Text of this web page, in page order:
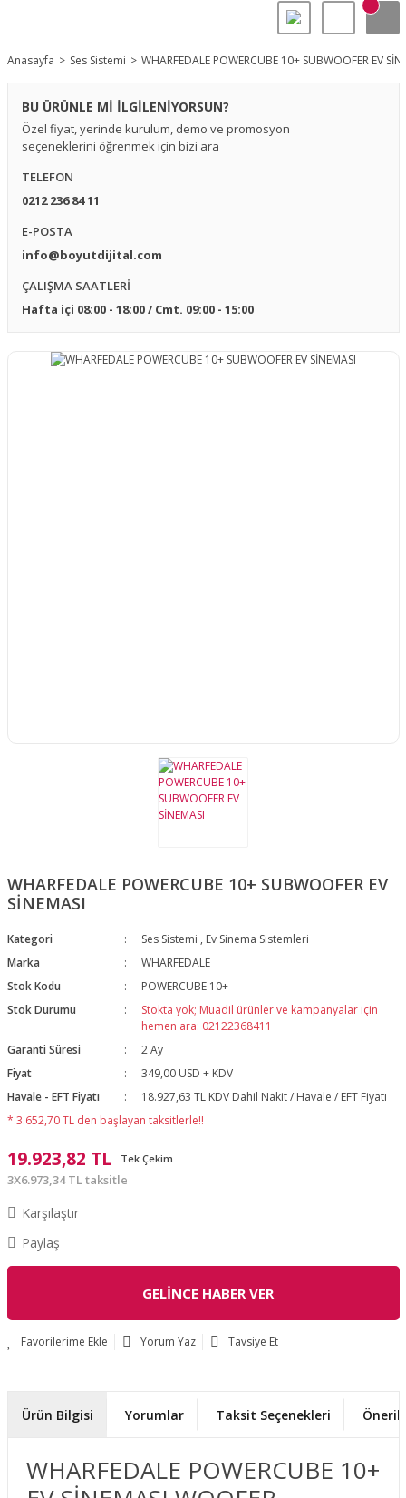
Anasayfa Ses Sistemi WHARFEDALE POWERCUBE 10+ SUBWOOFER EV
BU ÜRÜNLE Mİ İLGİLENİYORSUN?
Özel fiyat, yerinde kurulum, demo ve promosyon
seçeneklerini öğrenmek için bizi ara
TELEFON
0212 236 84 11
E-POSTA
info@boyutdijital.com
ÇALIŞMA SAATLERİ
Hafta içi 08:00 - 18:00 / Cmt. 09:00 - 15:00
WHARFEDALE POWERCUBE 10+ SUBWOOFER EV
SİNEMASI
Kategori Ses Sistemi , Ev Sinema Sistemleri
Marka
WHARFEDALE
Stok Kodu
POWERCUBE 10+
Stok Durumu
Stokta yok; Muadil ürünler ve kampanyalar için
hemen ara: 02122368411
Garanti Süresi
2 Ay
Fiyat
349,00 USD + KDV
Havale - EFT Fiyatı
18.927,63 TL KDV Dahil Nakit / Havale / EFT Fiyatı
* 3.652,70 TL den başlayan taksitlerle!!
19.923,82 TL Tek Çekim
3X6.973,34 TL taksitle
Karşılaştır
Paylaş
GELİNCE HABER VER
Yorum Yaz Tavsiye Et
Ürün Bilgisi Yorumlar Taksit Seçenekleri
WHARFEDALE POWERCUBE 10+